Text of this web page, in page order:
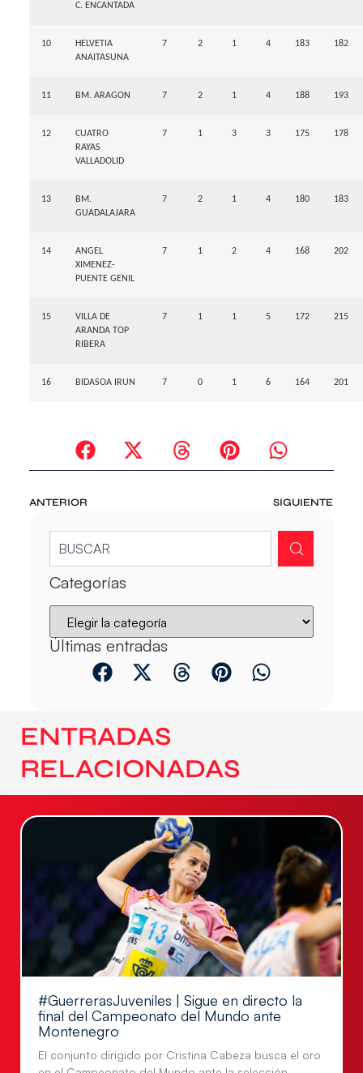
C. ENCANTADA
10
HELVETIA
ANAITASUNA
7 2 1 4 183 182
11 BM. ARAGON 7 2 1 4 188 193
12
CUATRO
RAYAS
VALLADOLID
7 1 3 3 175 178
13
BM.
GUADALAJARA
7 2 1 4 180 183
14
ANGEL
XIMENEZ-
PUENTE GENIL
7 1 2 4 168 202
15
VILLA DE
ARANDA TOP
RIBERA
7 1 1 5 172 215
16 BIDASOA IRUN 7 0 1 6 164 201
ANTERIOR SIGUIENTE
Categorías
Últimas entradas
ENTRADAS
RELACIONADAS
#GuerrerasJuveniles | Sigue en directo la
final del Campeonato del Mundo ante
Montenegro
El conjunto dirigido por Cristina Cabeza busca el oro